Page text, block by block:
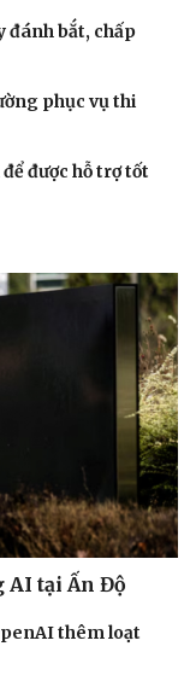
đánh bắt, chấp
phục vụ thi
được hỗ trợ tốt
AI tại Ấn Độ
thêm loạt